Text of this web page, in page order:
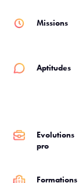
Missions
Aptitudes
Evolutions
pro
Formations